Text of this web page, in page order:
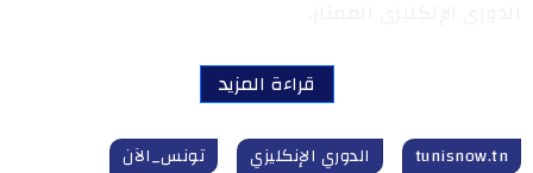
قراءة المزيد
tunisnow.tn الدوري الإنكليزي
تونس_الآن